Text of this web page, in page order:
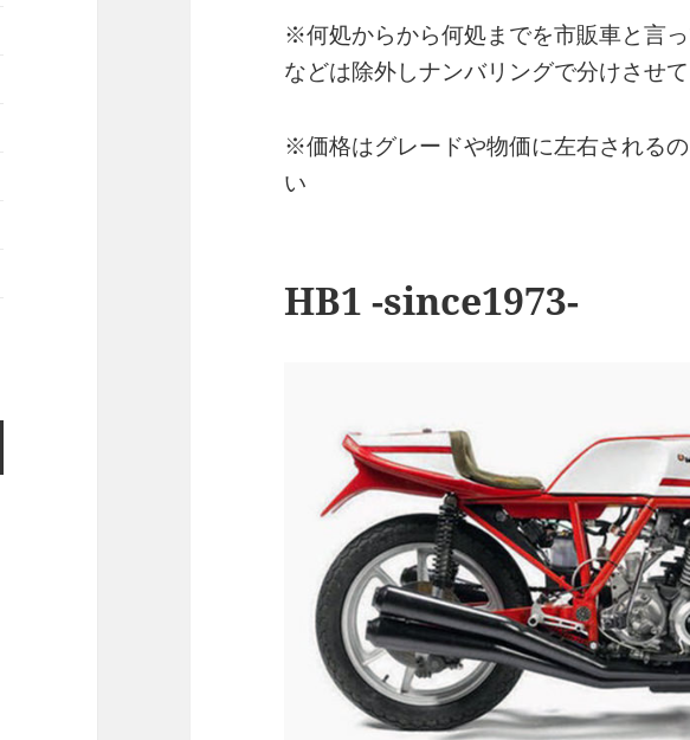
※何処からから何処までを市販車と言
などは除外しナンバリングで分けさせ
※価格はグレードや物価に左右される
い
HB1 -since1973-